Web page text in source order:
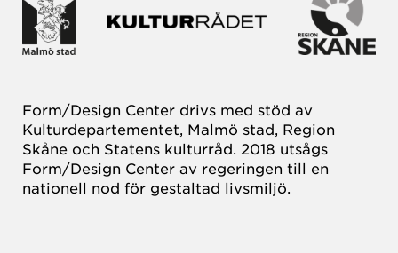
Form/Design Center drivs med stöd av
Kulturdepartementet, Malmö stad, Region
Skåne och Statens kulturråd. 2018 utsågs
Form/Design Center av regeringen till en
nationell nod för gestaltad livsmiljö.